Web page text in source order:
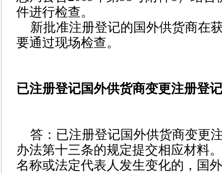
件进行检查。
新批准注册登记的国外供货商在
要通过现场检查。
已注册登记国外供货商变更注册登
答：已注册登记国外供货商变更
办法第十三条的规定提交相应材料
名称或法定代表人发生变化的，国